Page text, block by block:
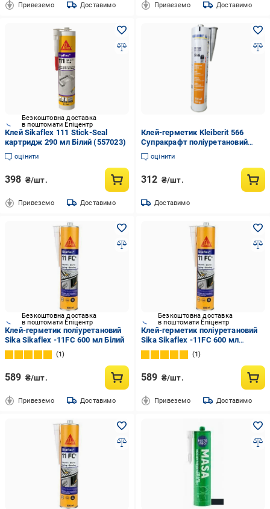
Привеземо Доставимо Привеземо Доставимо
Безкоштовна доставка
в поштомати Епіцентр
Клей Sikaflex 111 Stick-Seal
картридж 290 мл Білий (557023)
оцінити
398 ₴/шт.
Привеземо Доставимо
Клей-герметик Kleiberit 566
Супракрафт поліуретановий
Білий (2492367393)
оцінити
312 ₴/шт.
Доставимо
Безкоштовна доставка
в поштомати Епіцентр
Клей-герметик поліуретановий
Sika Sikaflex -11FC 600 мл Білий
1
589 ₴/шт.
Привеземо Доставимо
Безкоштовна доставка
в поштомати Епіцентр
Клей-герметик поліуретановий
Sika Sikaflex -11FC 600 мл
Бежевий
1
589 ₴/шт.
Привеземо Доставимо